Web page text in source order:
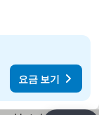
요금 보기